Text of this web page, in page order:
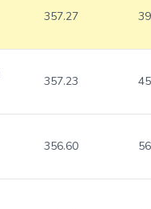
357.27
357.23
356.60